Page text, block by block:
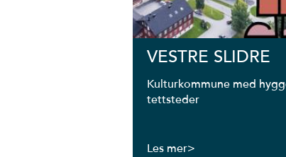
VESTRE SLIDRE
Kulturkommune med
tettsteder
Les mer>